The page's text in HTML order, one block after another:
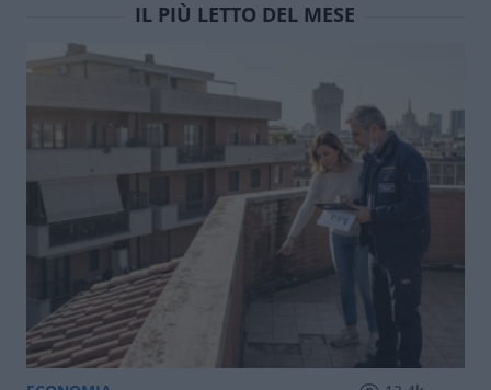
IL PIÙ LETTO DEL MESE